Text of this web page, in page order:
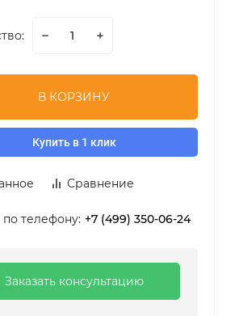
В КОРЗИНУ
Купить в 1 клик
Сравнение
по телефону: +7 (499) 350-06-24
Заказать консультацию